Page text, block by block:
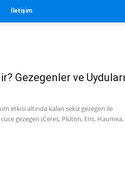
İletişim
Gezegenler ve Uyduları
etkisi altında kalan sekiz gezegen ile
gezegen (Ceres, Plüton, Eris, Haumea,